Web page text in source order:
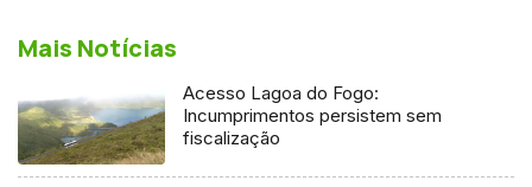
Mais Notícias
Acesso Lagoa do Fogo:
Incumprimentos persistem sem
fiscalização